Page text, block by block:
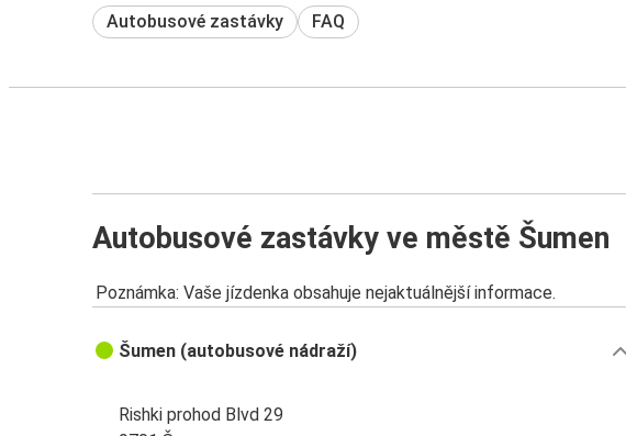
Autobusové zastávky FAQ
Autobusové zastávky ve městě Šumen
Poznámka: Vaše jízdenka obsahuje nejaktuálnější informace.
Šumen (autobusové nádraží)
Rishki prohod Blvd 29